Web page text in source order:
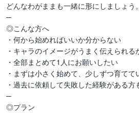
どんなわがままも一緒に形にしましょう。
─
◎こんな方へ
・何から始めればいいか分からない
・キャラのイメージがうまく伝えられる
・全部まとめて1人にお願いしたい
・まずは小さく始めて、少しずつ育てて
・過去に依頼して失敗した経験がある
─
◎プラン